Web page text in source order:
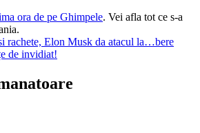
ora de pe Ghimpele. Vei afla tot ce s-a
rachete, Elon Musk da atacul la…bere
de invidiat!